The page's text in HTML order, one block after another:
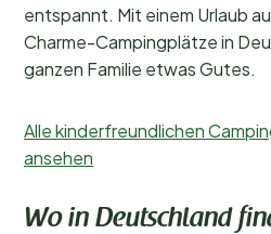
entspannt. Mit einem Urlaub
Charme-Campingplätze in
ganzen Familie etwas Gutes.
Alle kinderfreundlichen
ansehen
Wo in Deutschland